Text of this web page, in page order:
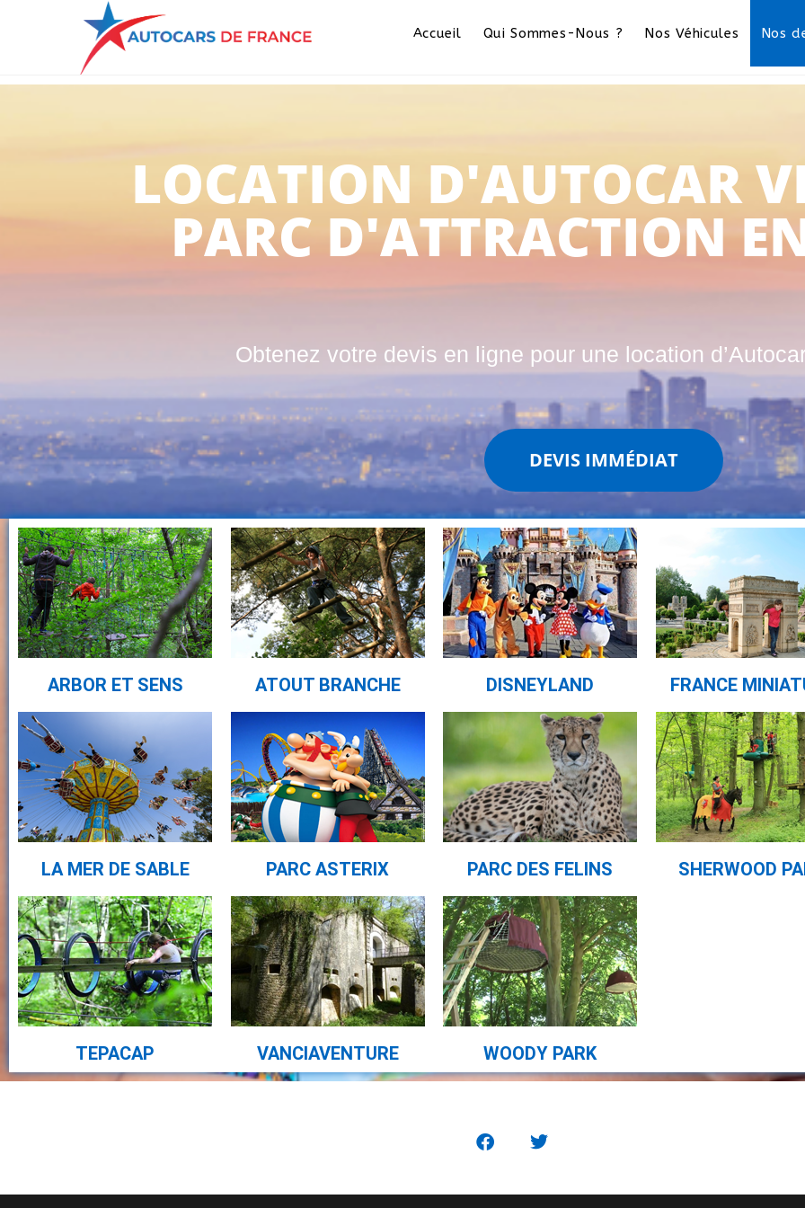
Accueil Qui Sommes-Nous ? Nos Véhicules Nos
LOCATION D'AUTOCAR
PARC D'ATTRACTION
Obtenez votre devis en ligne pour une location
DEVIS IMMÉDIAT
ARBOR ET SENS
LA MER DE SABLE
TEPACAP
ATOUT BRANCHE
PARC ASTERIX
VANCIAVENTURE
DISNEYLAND
PARC DES FELINS
WOODY PARK
FRANCE
SHERWOOD